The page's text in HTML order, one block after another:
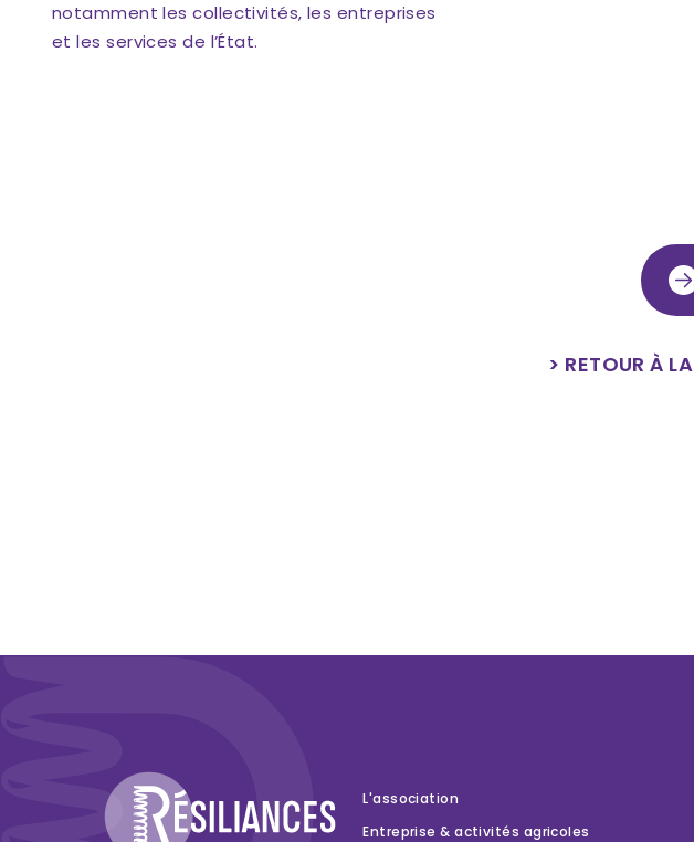
notamment les collectivités, les entreprises
et les services de l’État.
> RETOUR À
L'association
Entreprise & activités agricoles